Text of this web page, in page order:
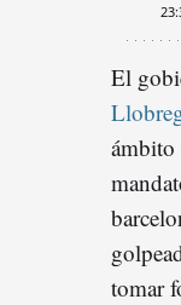
El
ámbito
tomar